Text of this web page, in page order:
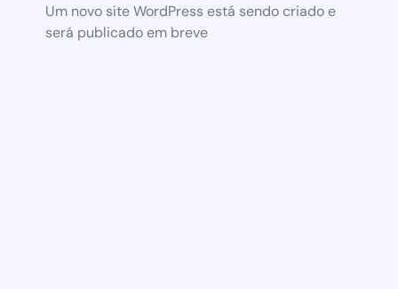
Um novo site WordPress está sendo criado e
será publicado em breve